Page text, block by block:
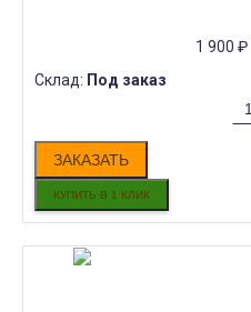
1 900 ₽
Склад: Под заказ
ЗАКАЗАТЬ